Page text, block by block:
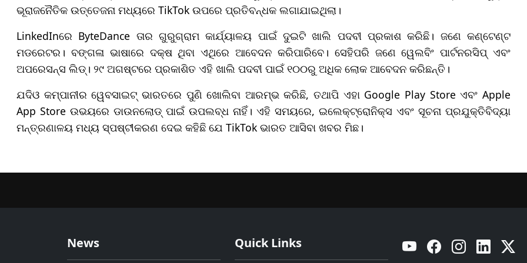
ଭୂରାଜନୈତିକ ଉତ୍ତେଜନା ମଧ୍ୟରେ TikTok ଉପରେ ପ୍ରତିବନ୍ଧକ ଲଗାଯାଇଥିଲା।
LinkedInରେ ByteDance ତାର ଗୁରୁଗ୍ରାମ କାର୍ଯ୍ୟାଳୟ ପାଇଁ ଦୁଇଟି ଖାଲି ପଦବୀ ପ୍ରକାଶ କରିଛି। ଜଣେ କଣ୍ଟେଣ୍ଟ
ମଡରେଟର। ବଙ୍ଗଳା ଭାଷାରେ ଦକ୍ଷ ଥିବା ଏଥିରେ ଆବେଦନ କରିପାରିବେ। ସେହିପରି ଜଣେ ୱେଲବିଂ ପାର୍ଟନରସିପ୍ ଏବଂ
ଅପରେସନ୍ସ ଲିଡ୍। ୨୯ ଅଗଷ୍ଟରେ ପ୍ରକାଶିତ ଏହି ଖାଲି ପଦବୀ ପାଇଁ ୧୦୦ରୁ ଅଧିକ ଲୋକ ଆବେଦନ କରିଛନ୍ତି।
ଯଦିଓ କମ୍ପାନୀର ୱେବସାଇଟ୍ ଭାରତରେ ପୁଣି ଖୋଲିବା ଆରମ୍ଭ କରିଛି, ତଥାପି ଏହା Google Play Store ଏବଂ Apple
App Store ଉଭୟରେ ଡାଉନଲୋଡ୍ ପାଇଁ ଉପଲବ୍ଧ ନାହିଁ। ଏହି ସମୟରେ, ଇଲେକ୍ଟ୍ରୋନିକ୍ସ ଏବଂ ସୂଚନା ପ୍ରଯୁକ୍ତିବିଦ୍ୟା
ମନ୍ତ୍ରଣାଳୟ ମଧ୍ୟ ସ୍ପଷ୍ଟୀକରଣ ଦେଇ କହିଛି ଯେ TikTok ଭାରତ ଆସିବା ଖବର ମିଛ।
News Quick Links YouTube Facebook Instagram